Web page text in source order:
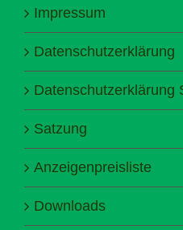
Impressum
Datenschutzerklärung
Datenschutzerklärung
Satzung
Anzeigenpreisliste
Downloads